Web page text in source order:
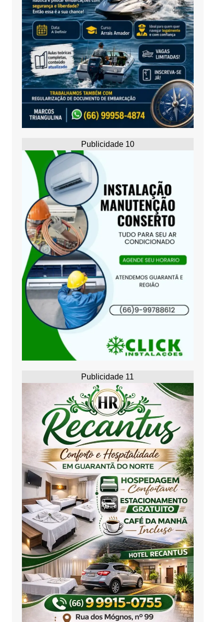
Publicidade 10
Publicidade 11